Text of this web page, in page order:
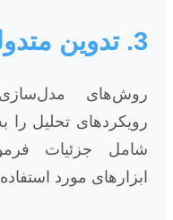
3. تدوین متدولوژی تحقیق
روش‌های
رویکردهای تحلیل
شامل جزئیات
ابزارهای مورد